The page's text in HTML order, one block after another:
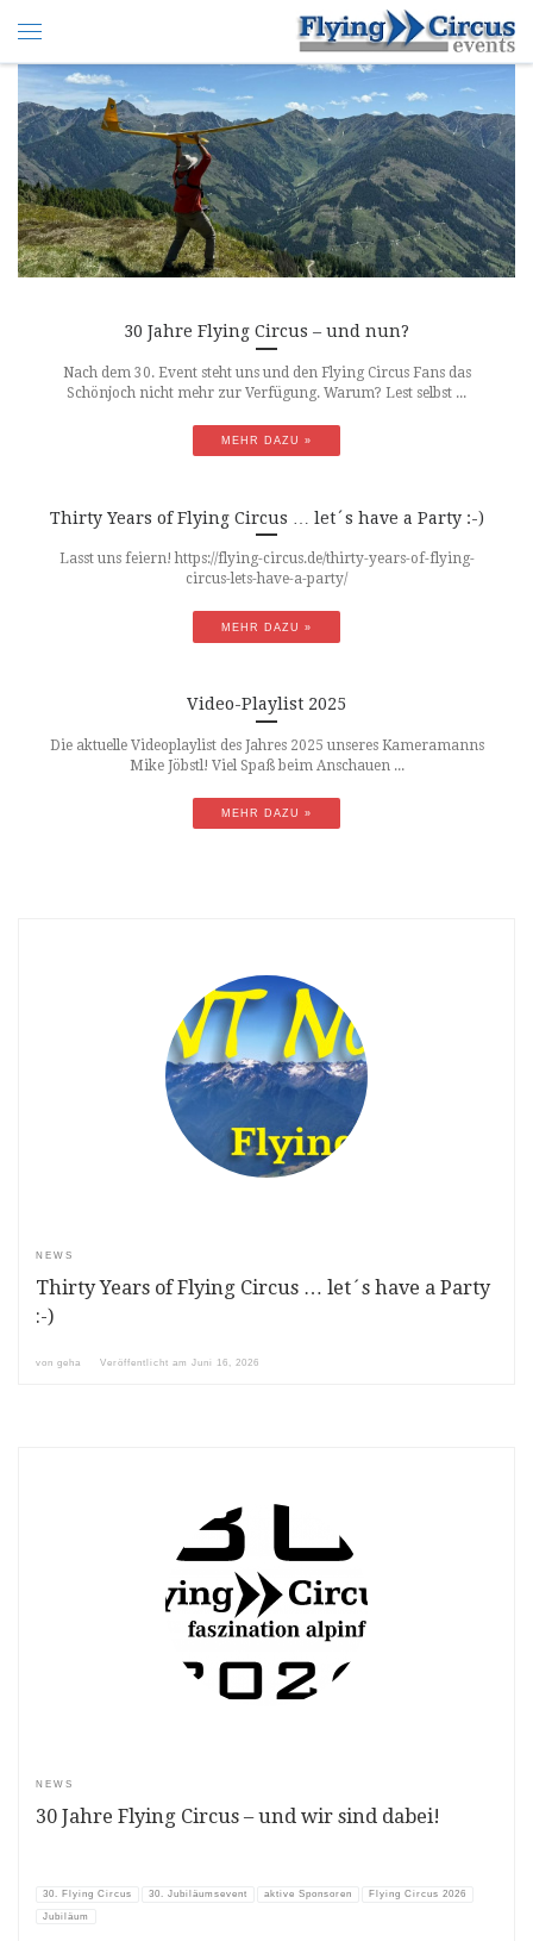
30 Jahre Flying Circus – und nun?
Nach dem 30. Event steht uns und den Flying Circus Fans das
Schönjoch nicht mehr zur Verfügung. Warum? Lest selbst ...
MEHR DAZU »
Thirty Years of Flying Circus … let´s have a Party :-)
Lasst uns feiern! https://flying-circus.de/thirty-years-of-flying-
circus-lets-have-a-party/
MEHR DAZU »
Video-Playlist 2025
Die aktuelle Videoplaylist des Jahres 2025 unseres Kameramanns
Mike Jöbstl! Viel Spaß beim Anschauen ...
MEHR DAZU »
NEWS
Thirty Years of Flying Circus … let´s have a Party
:-)
von geha Veröffentlicht am Juni 16, 2026
NEWS
30 Jahre Flying Circus – und wir sind dabei!
30. Flying Circus 30. Jubiläumsevent aktive Sponsoren Flying Circus 2026
Jubiläum